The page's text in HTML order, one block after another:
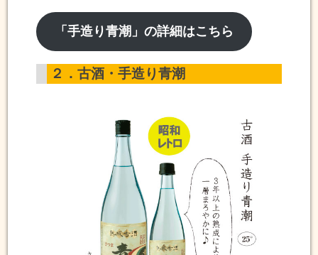
「手造り青潮」の詳細はこちら
２．古酒・手造り青潮